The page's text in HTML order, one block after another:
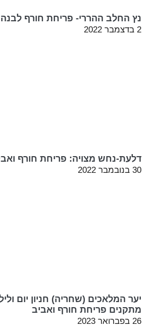
נץ החלב ההררי- פריחת חורף לבנה
2 בדצמבר 2022
דלעת-נחש מצויה: פריחת חורף
30 בנובמבר 2022
יער המלאכים (שחריה) חניון יום
מתקנים פריחת חורף ואביב
26 בפברואר 2023